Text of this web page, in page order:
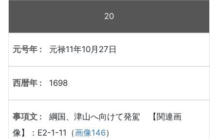
20
元禄11年10月27日
1698
綱国、津山へ向けて発駕 【関連画
像】：E2-1-11（画像146）